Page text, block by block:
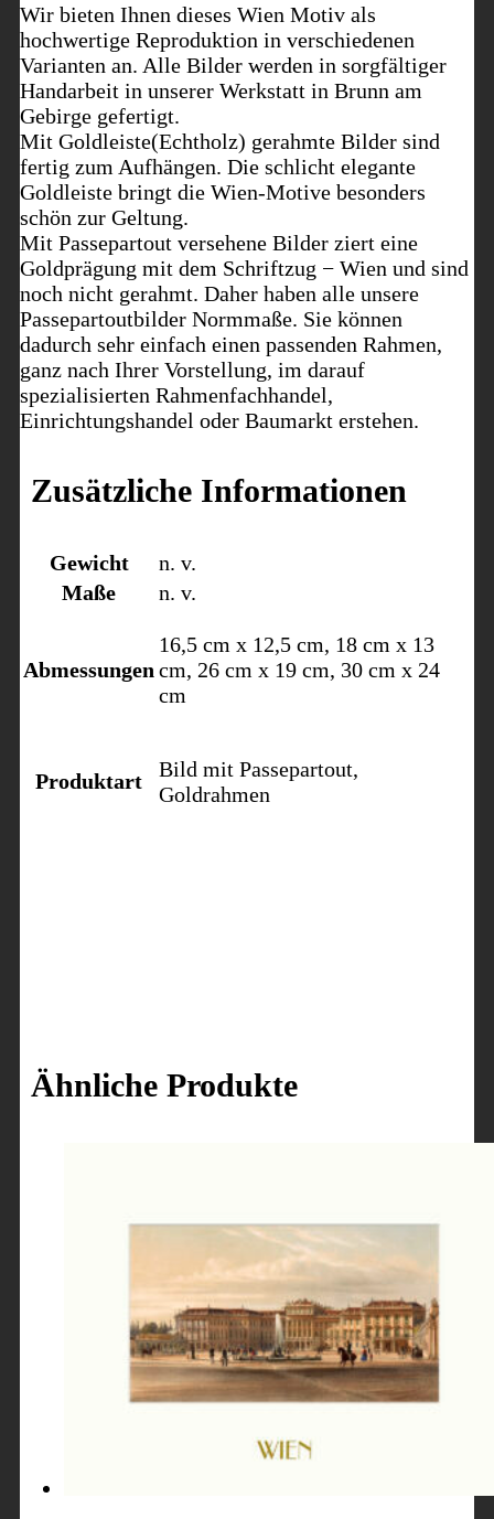
Wir bieten Ihnen dieses Wien Motiv als
hochwertige Reproduktion in verschiedenen
Varianten an. Alle Bilder werden in sorgfältiger
Handarbeit in unserer Werkstatt in Brunn am
Gebirge gefertigt.
Mit Goldleiste(Echtholz) gerahmte Bilder sind
fertig zum Aufhängen. Die schlicht elegante
Goldleiste bringt die Wien-Motive besonders
schön zur Geltung.
Mit Passepartout versehene Bilder ziert eine
Goldprägung mit dem Schriftzug − Wien und sind
noch nicht gerahmt. Daher haben alle unsere
Passepartoutbilder Normmaße. Sie können
dadurch sehr einfach einen passenden Rahmen,
ganz nach Ihrer Vorstellung, im darauf
spezialisierten Rahmenfachhandel,
Einrichtungshandel oder Baumarkt erstehen.
Zusätzliche Informationen
Gewicht
n. v.
Maße
n. v.
Abmessungen
16,5 cm x 12,5 cm, 18 cm x 13
cm, 26 cm x 19 cm, 30 cm x 24
cm
Produktart
Bild mit Passepartout,
Goldrahmen
Ähnliche Produkte